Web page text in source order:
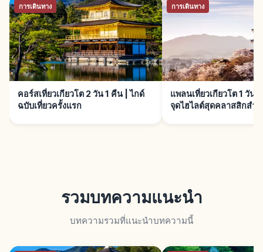
การเดินทาง
คอร์สเที่ยวเกียวโต 2 วัน 1 คืน | ไกด์
ฉบับเที่ยวครั้งแรก
การเดินทาง
แพลนเที่ยวเกียวโต 1 วัน
จุดไฮไลต์สุดคลาสสิกสำ
รวมบทความแนะนำ
บทความรวมที่แนะนำบทความนี้